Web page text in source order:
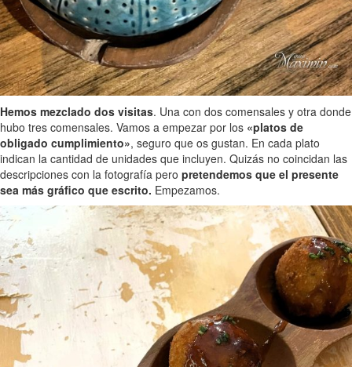
Hemos mezclado dos visitas. Una con dos comensales y otra donde
hubo tres comensales. Vamos a empezar por los «platos de
obligado cumplimiento», seguro que os gustan. En cada plato
indican la cantidad de unidades que incluyen. Quizás no coincidan las
descripciones con la fotografía pero pretendemos que el presente
sea más gráfico que escrito. Empezamos.